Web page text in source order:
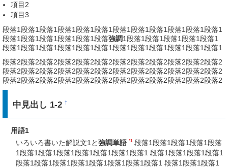
項目2
項目3
段落1段落1段落1段落1段落1段落1段落1段落1段落1段落1段落1段落1
段落1段落1段落1段落1段落1段落強調1段落1段落1段落1段落1段落1
段落1段落1段落1段落1段落1段落1段落1段落1段落1段落1段落1段落1
段落2段落2段落2段落2段落2段落2段落2段落2段落2段落2段落2段落2
段落2段落2段落2段落2段落2段落2段落2段落2段落2段落2段落2段落2
段落2段落2段落2段落2段落2段落2段落2段落2段落2段落2段落2段落2
中見出し 1-2†
用語1
いろいろ書いた解説文1と強調単語 *1段落1段落1段落1段落1段落
1段落1段落1段落1段落1段落1段落1段落1 段落1段落1段落1段落1
段落1段落1段落1段落1段落1段落1段落1段落1 段落1段落1段落1